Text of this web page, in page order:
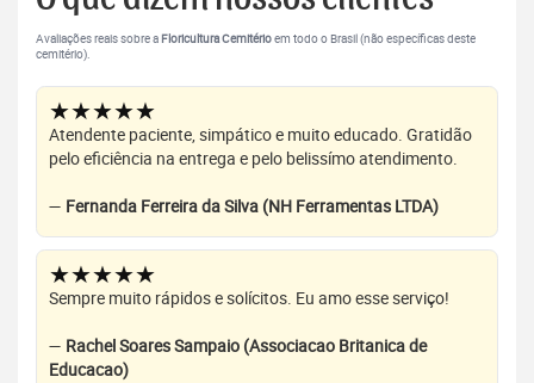
Avaliações reais sobre a Floricultura Cemitérioem todo o Brasil (não específicas deste
cemitério).
★★★★★
Atendente paciente, simpático e muito educado. Gratidão
pelo eficiência na entrega e pelo belissímo atendimento.
— Fernanda Ferreira da Silva (NH Ferramentas LTDA)
★★★★★
Sempre muito rápidos e solícitos. Eu amo esse serviço!
— Rachel Soares Sampaio (Associacao Britanica de
Educacao)